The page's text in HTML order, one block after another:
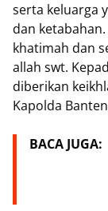
serta keluarga
dan
khatimah dan
allah swt.
diberikan
Kapolda
BACA JUGA: